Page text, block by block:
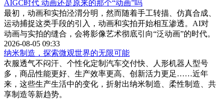
AIGC时代 动画还是原来的那个“动画”吗
最初，动画和实拍泾渭分明，然而随着手工转描、仿真合成、
运动捕捉这类手段的引入，动画和实拍开始相互渗透。AI对
动画与实拍的缝合，会将影像艺术彻底引向“泛动画”的时代。
2026-08-05 09:33
纳米制造，探索微观世界的无限可能
衣服透气不闷汗、个性化定制汽车交付快、人形机器人型号
多，商品性能更好、生产效率更高、创新活力更足……近年
来，这些生产生活中的变化，折射出纳米制造、柔性制造、共
享制造等新趋势。